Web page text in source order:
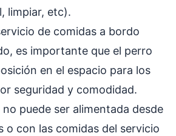
limpiar, etc).
de comidas a bordo
es importante que el perro
en el espacio para los
seguridad y comodidad.
puede ser alimentada desde
o con las comidas del servicio